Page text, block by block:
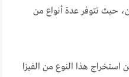
حيث تتوفر عدة أنواع من
استخراج هذا النوع من الفيزا